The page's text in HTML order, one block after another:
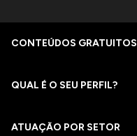
CONTEÚDOS GRATUITOS
QUAL É O SEU PERFIL?
ATUAÇÃO POR SETOR